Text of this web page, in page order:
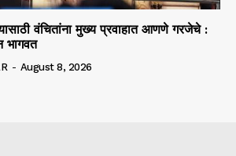
वंचितांना मुख्य प्रवाहात आणणे गरजेचे :
भागवत
- August 8, 2026